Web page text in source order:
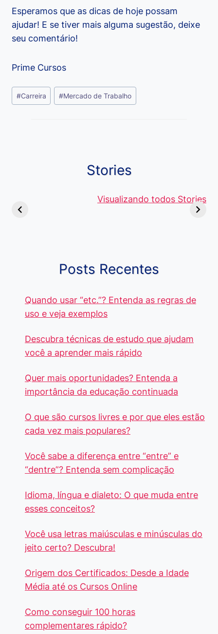
Esperamos que as dicas de hoje possam
ajudar! E se tiver mais alguma sugestão, deixe
seu comentário!
Prime Cursos
Tags
do
#Carreira #Mercado de Trabalho
Stories
Visualizando todos Stories
Diferença e
de 5 Centavos
Curso de
Pacote
Posts Recentes
Quando usar “etc.”? Entenda as regras de
uso e veja exemplos
Descubra técnicas de estudo que ajudam
você a aprender mais rápido
Quer mais oportunidades? Entenda a
importância da educação continuada
O que são cursos livres e por que eles estão
cada vez mais populares?
Você sabe a diferença entre “entre” e
“dentre”? Entenda sem complicação
Idioma, língua e dialeto: O que muda entre
esses conceitos?
Você usa letras maiúsculas e minúsculas do
jeito certo? Descubra!
Origem dos Certificados: Desde a Idade
Média até os Cursos Online
Como conseguir 100 horas
complementares rápido?